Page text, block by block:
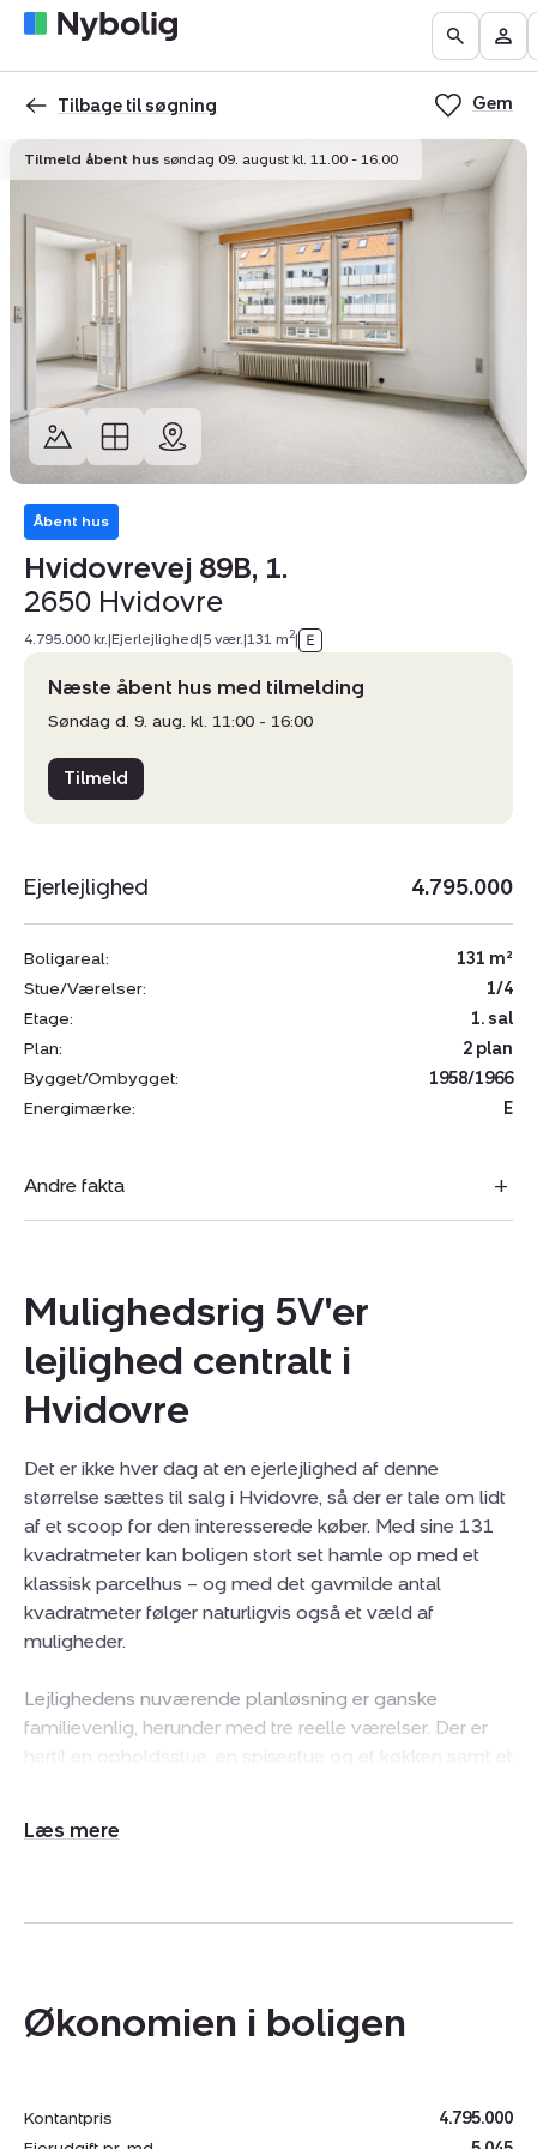
Boliger
til
salg
Find
mægler
Få
vurderet
din
bolig
Go
to
the
Search
page
Mit
Tilbage til søgning Gem
Tilmeld åbent hus søndag 09. august kl. 11.00 - 16.00
Åbent hus
Hvidovrevej 89B, 1.
2650 Hvidovre
4.795.000 kr.|Ejerlejlighed|5 vær.|131 m2|
Næste åbent hus med tilmelding
Søndag d. 9. aug. kl. 11:00 - 16:00
Tilmeld
Ejerlejlighed 4.795.000
Boligareal:
131 m²
Stue/Værelser:
1/4
Etage:
1. sal
Plan:
2 plan
Bygget/Ombygget:
1958/1966
Energimærke:
E
Andre fakta
Mulighedsrig 5V'er
lejlighed centralt i
Hvidovre
Det er ikke hver dag at en ejerlejlighed af denne
størrelse sættes til salg i Hvidovre, så der er tale om lidt
af et scoop for den interesserede køber. Med sine 131
kvadratmeter kan boligen stort set hamle op med et
klassisk parcelhus – og med det gavmilde antal
kvadratmeter følger naturligvis også et væld af
muligheder.
Lejlighedens nuværende planløsning er ganske
familievenlig, herunder med tre reelle værelser. Der er
hertil en opholdsstue, en spisestue og et køkken samt et
som vender ind mod den rolige gård.
store. I den vestvendte opholdsstue får man tillige
Køkkenet og spisestue er placeret side om side, og det
skabe og skuffer, og det har integreret kogeplade,
Økonomien i boligen
Kontantpris
4.795.000